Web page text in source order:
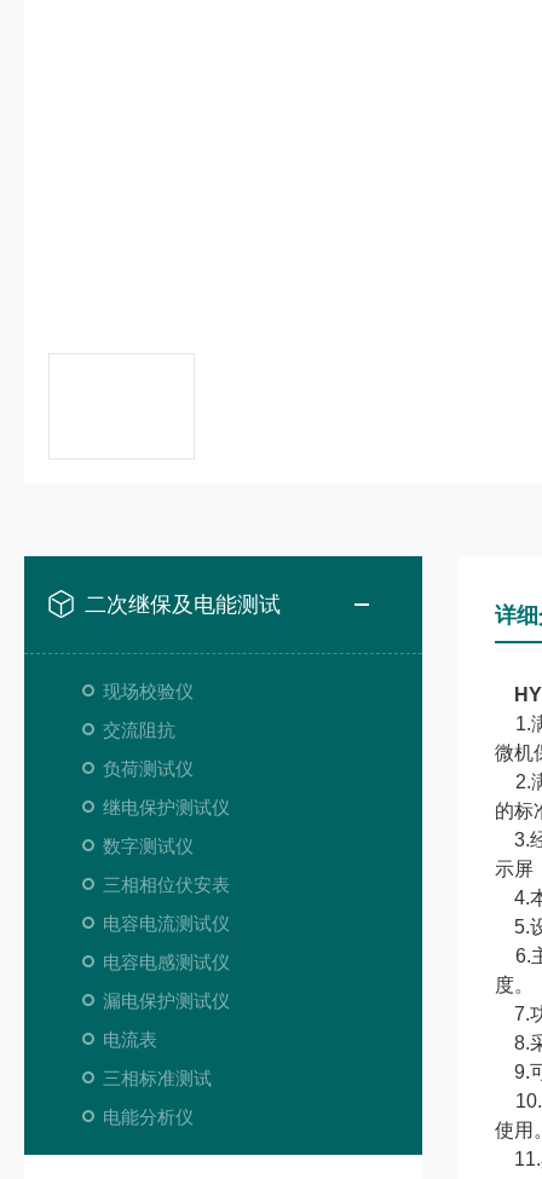
二次继保及电能测试
现场校验仪
交流阻抗
负荷测试仪
继电保护测试仪
数字测试仪
三相相位伏安表
电容电流测试仪
电容电感测试仪
漏电保护测试仪
电流表
三相标准测试
电能分析仪
详
1.
微机
2.
的标
3.
示屏
4.
5.
6.
度。
7.
8.
9.
10.
使用
11.